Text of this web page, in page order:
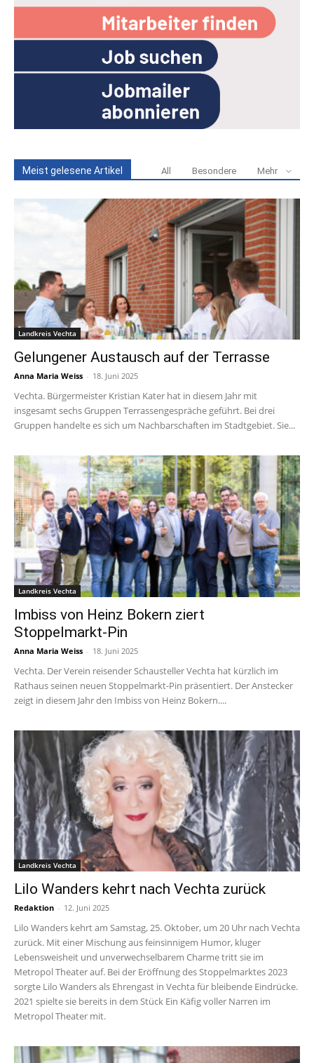
Meist gelesene Artikel All Besondere Mehr
Landkreis Vechta
Gelungener Austausch auf der Terrasse
Anna Maria Weiss - 18. Juni 2025
Vechta. Bürgermeister Kristian Kater hat in diesem Jahr mit
insgesamt sechs Gruppen Terrassengespräche geführt. Bei drei
Gruppen handelte es sich um Nachbarschaften im Stadtgebiet. Sie...
Landkreis Vechta
Imbiss von Heinz Bokern ziert
Stoppelmarkt-Pin
Anna Maria Weiss - 18. Juni 2025
Vechta. Der Verein reisender Schausteller Vechta hat kürzlich im
Rathaus seinen neuen Stoppelmarkt-Pin präsentiert. Der Anstecker
zeigt in diesem Jahr den Imbiss von Heinz Bokern....
Landkreis Vechta
Lilo Wanders kehrt nach Vechta zurück
Redaktion - 12. Juni 2025
Lilo Wanders kehrt am Samstag, 25. Oktober, um 20 Uhr nach Vechta
zurück. Mit einer Mischung aus feinsinnigem Humor, kluger
Lebensweisheit und unverwechselbarem Charme tritt sie im
Metropol Theater auf. Bei der Eröffnung des Stoppelmarktes 2023
sorgte Lilo Wanders als Ehrengast in Vechta für bleibende Eindrücke.
2021 spielte sie bereits in dem Stück Ein Käfig voller Narren im
Metropol Theater mit.